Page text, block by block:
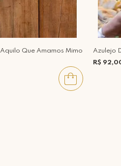
Que Amamos Mimo
Azulejo
R$